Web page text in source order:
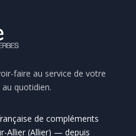
faire au service de votre
quotidien.
de compléments
Allier (Allier) — depuis